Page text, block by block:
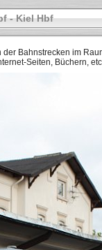
- Kiel Hbf
Bahnstrecken im
Seiten, Büchern,